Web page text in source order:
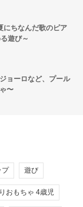
にちなんだ歌のピア
遊び～
ョーロなど、プール
〜
プ 遊び
おもちゃ 4歳児